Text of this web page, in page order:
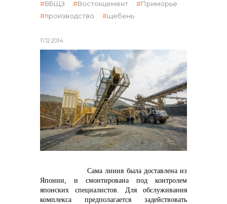
реализация неликвидов
контакты отдела закупок
11.12.2014
ВБЩЗ Востокцемент
Приморье
производство
щебень
Сама линия была доставлена из
Японии, и смонтирована под контролем
японских специалистов. Для обслуживания
комплекса предполагается задействовать